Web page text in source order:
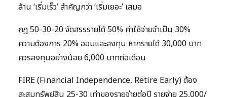
ล้าน ‘เริ่มเร็ว’ สำคัญกว่า ‘เริ่มเยอะ’ เสมอ
กฎ 50-30-20 จัดสรรรายได้ 50% ค่าใช้จ่ายจำเป็น 30%
ความต้องการ 20% ออมและลงทุน หากรายได้ 30,000 บาท
ควรลงทุนอย่างน้อย 6,000 บาทต่อเดือน
FIRE (Financial Independence, Retire Early) ต้อง
สะสมทรัพย์สิน 25-30 เท่าของรายจ่ายต่อปี รายจ่าย 25,000/